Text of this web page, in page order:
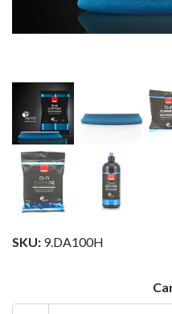
SKU: 9.DA100H